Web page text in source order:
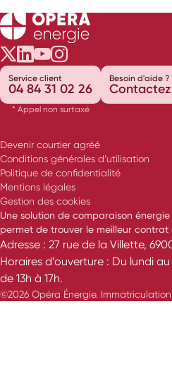
Opéra Énergie sur
Opéra Énergie sur
Opéra Énergie
Opéra
Service client
04 84 31 02 26
* Appel non surtaxé
Besoin d'aide ?
Devenir courtier agréé
Conditions générales d’utilisation
Politique de confidentialité
Mentions légales
Gestion des cookies
Une solution de comparaison
permet de trouver le meilleur
Adresse : 27 rue de la Villette,
Horaires d’ouverture : Du lundi
de 13h à 17h.
©2026 Opéra Énergie. Immatriculation